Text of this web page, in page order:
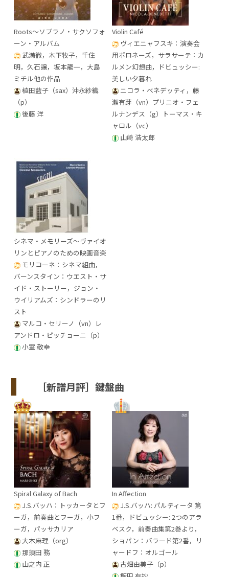
Roots～ソプラノ・サクソフォ
ーン・アルバム
武満徹，木下牧子，千住
明，久石譲，坂本龍一，大島
ミチル他の作品
植田藍子（sax）沖永紗織
（p）
後藤 洋
Violin Café
ヴィエニャフスキ：演奏会
用ポロネーズ，サラサーテ：カ
ルメン幻想曲，ドビュッシー:
美しい夕暮れ
ニコラ・ベネデッティ，藤
瀬有芽（vn）プリニオ・フェ
ルナンデス（g）トーマス・キ
ャロル（vc）
山崎 浩太郎
シネマ・メモリーズ～ヴァイオ
リンとピアノのための映画音楽
モリコーネ：シネマ組曲，
バーンスタイン：ウエスト・サ
イド・ストーリー，ジョン・
ウイリアムズ：シンドラーのリ
スト
マルコ・セリーノ（vn）レ
アンドロ・ピッチョーニ（p）
小室 敬幸
［新譜月評］鍵盤曲
Spiral Galaxy of Bach
J.S.バッハ：トッカータとフ
ーガ，前奏曲とフーガ，小フ
ーガ，パッサカリア
大木麻理（org）
那須田 務
山之内 正
In Affection
J.S.バッハ: パルティータ 第
1番，ドビュッシー: 2つのアラ
ベスク，前奏曲集第2巻より，
ショパン：バラード第2番，リ
ャードフ：オルゴール
古畑由美子（p）